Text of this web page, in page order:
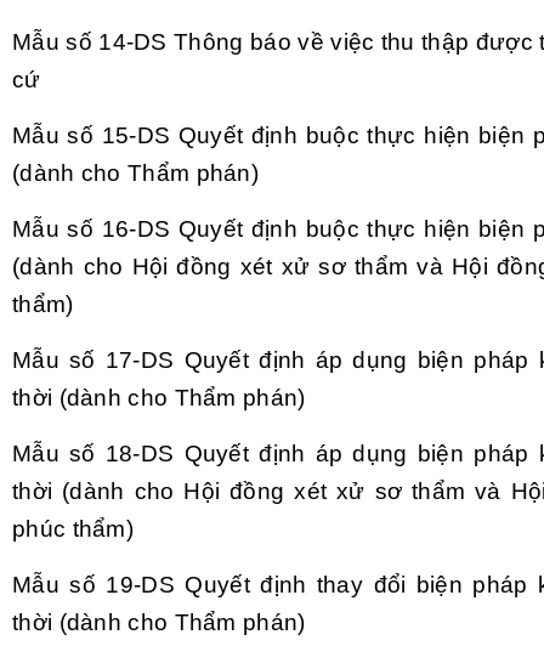
Mẫu số 14-DS Thông báo về việc thu thập được
cứ
Mẫu số 15-DS Quyết định buộc thực hiện biện
(dành cho Thẩm phán)
Mẫu số 16-DS Quyết định buộc thực hiện biện
(dành cho Hội đồng xét xử sơ thẩm và Hội
thẩm)
Mẫu số 17-DS Quyết định áp dụng biện pháp
thời (dành cho Thẩm phán)
Mẫu số 18-DS Quyết định áp dụng biện pháp
thời (dành cho Hội đồng xét xử sơ thẩm và
phúc thẩm)
Mẫu số 19-DS Quyết định thay đổi biện pháp
thời (dành cho Thẩm phán)